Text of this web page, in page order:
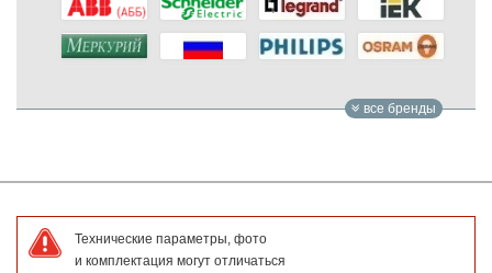
все бренды
Технические параметры, фото
и комплектация могут отличаться